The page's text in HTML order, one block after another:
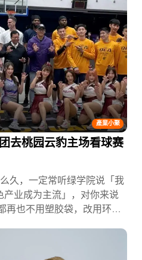
產業小聚
去桃园云豹主场看球赛
久，一定常听绿学院说「我
业成为主流」，对你来说
再也不用塑胶袋，改用环保
企业也有能力像中信金一样
会员──云豹能源科技真的做